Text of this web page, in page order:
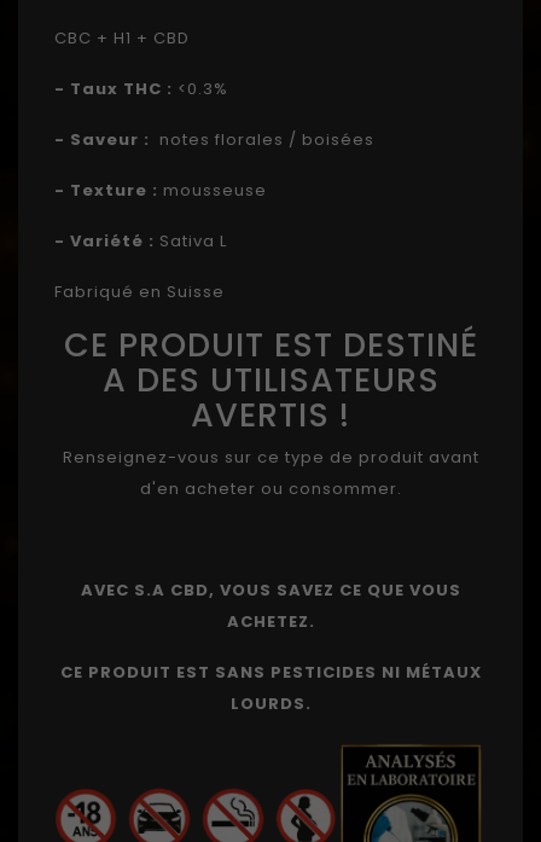
CBC + H1 + CBD
- Taux THC : <0.3%
- Saveur : notes florales / boisées
- Texture : mousseuse
- Variété : Sativa L
Fabriqué en Suisse
CE PRODUIT EST DESTINÉ
A DES UTILISATEURS
AVERTIS !
Renseignez-vous sur ce type de produit avant
d'en acheter ou consommer.
AVEC S.A CBD, VOUS SAVEZ CE QUE VOUS
ACHETEZ.
CE PRODUIT EST SANS PESTICIDES NI MÉTAUX
LOURDS.